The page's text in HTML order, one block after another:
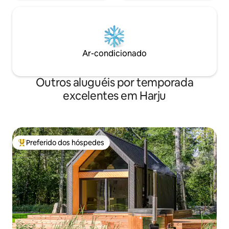
Ar-condicionado
Outros aluguéis por temporada
excelentes em Harju
Entre os melhores preferidos dos hóspedes
Preferido dos hóspedes